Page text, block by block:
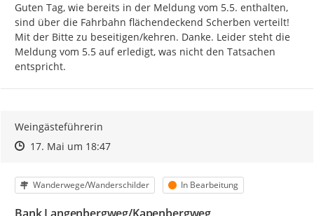
Guten Tag, wie bereits in der Meldung vom 5.5. enthalten,
sind über die Fahrbahn flächendeckend Scherben verteilt!
Mit der Bitte zu beseitigen/kehren. Danke. Leider steht die
Meldung vom 5.5 auf erledigt, was nicht den Tatsachen
entspricht.
Weingästeführerin
Zeitpunkt des Erstellens
Zeitpunkt des Erstellens
17. Mai um 18:47Zur Äußerung
Kategorie
Wanderwege/Wanderschilder Status
In Bearbeitung